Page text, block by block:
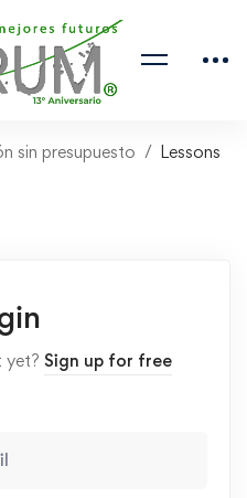
sin presupuesto
Lessons
yet? Sign up for free